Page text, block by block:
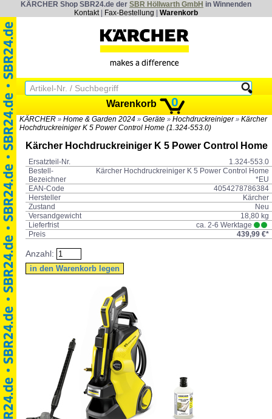
KÄRCHER Shop SBR24.de der SBR Höllwarth GmbH in Winnenden
Kontakt| Fax-Bestellung Warenkorb
Warenkorb 0
KÄRCHER » Home & Garden 2024 » Geräte » Hochdruckreiniger» Kärcher
Hochdruckreiniger K 5 Power Control Home (1.324-553.0)
Kärcher Hochdruckreiniger K 5 Power Control Home
Ersatzteil-Nr.
1.324-553.0
Bestell-
Bezeichner
Kärcher Hochdruckreiniger K 5 Power Control Home
*EU
EAN-Code
4054278786384
Hersteller
Kärcher
Zustand
Neu
Versandgewicht
18,80 kg
Lieferfrist
ca. 2-6 Werktage
Preis
439,99 €*
Anzahl: